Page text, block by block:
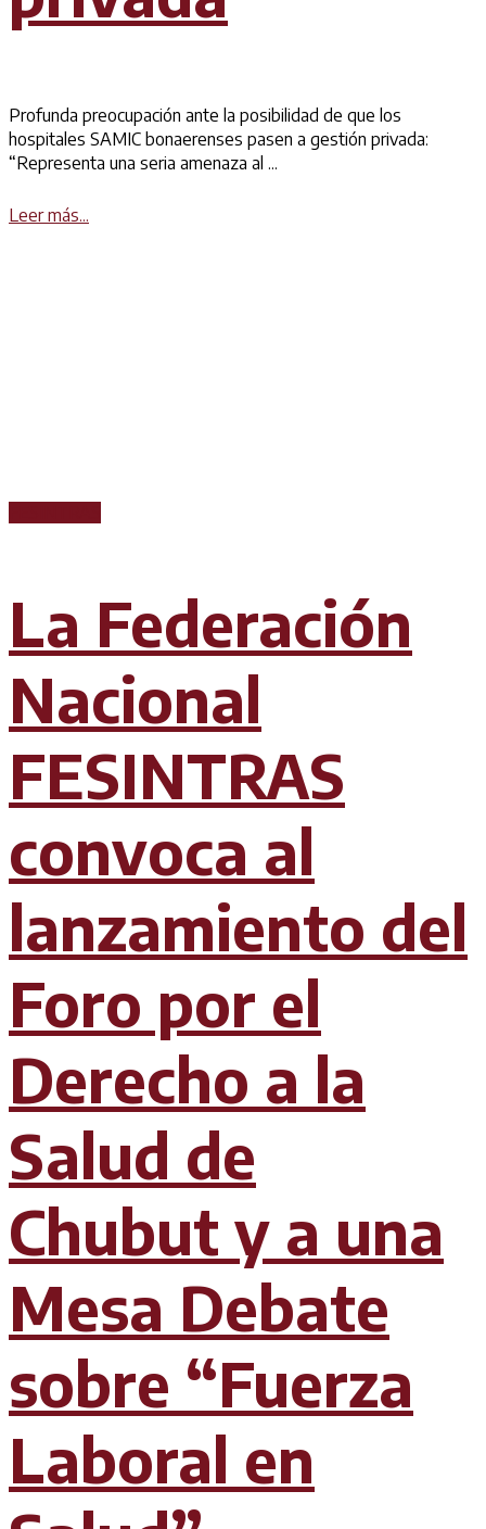
Profunda preocupación ante la posibilidad de que los
hospitales SAMIC bonaerenses pasen a gestión privada:
“Representa una seria amenaza al ...
Leer más...
La Federación
Nacional
FESINTRAS
convoca al
lanzamiento del
Foro por el
Derecho a la
Salud de
Chubut y a una
Mesa Debate
sobre “Fuerza
Laboral en